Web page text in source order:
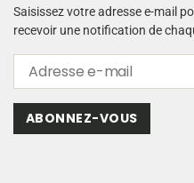
u
d
o
Saisissez votre adresse e-mail
recevoir une notification de
ABONNEZ-VOUS